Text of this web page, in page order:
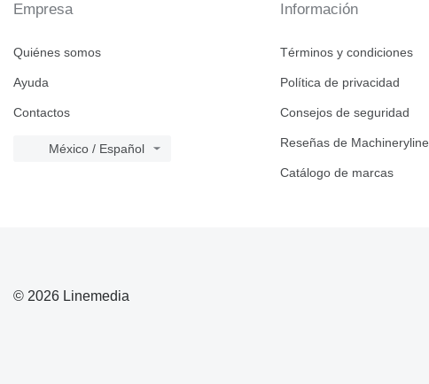
Empresa
Quiénes somos
Ayuda
Contactos
México / Español
Información
Términos y condiciones
Política de privacidad
Consejos de seguridad
Reseñas de Machineryline
Catálogo de marcas
© 2026 Linemedia